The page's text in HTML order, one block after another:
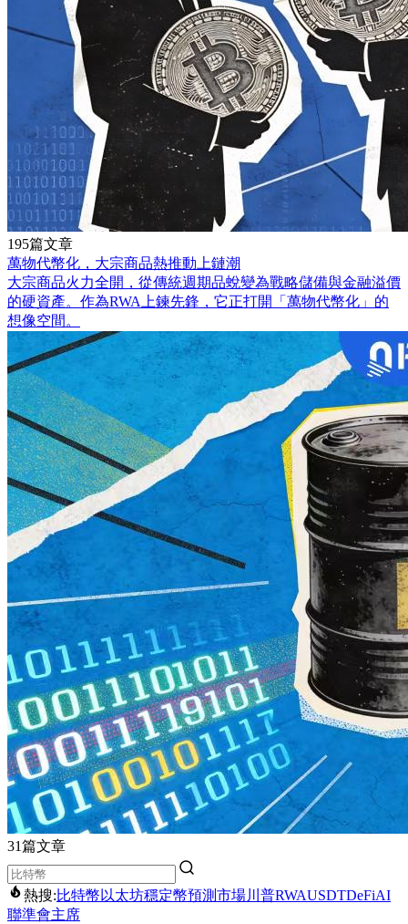
195篇文章
萬物代幣化，大宗商品熱推動上鏈潮
大宗商品火力全開，從傳統週期品蛻變為戰略儲備與金融溢價
的硬資產。作為RWA上鍊先鋒，它正打開「萬物代幣化」的
想像空間。
31篇文章
熱搜:比特幣 以太坊穩定幣預測市場川普RWAUSDTDeFiAI
聯準會主席